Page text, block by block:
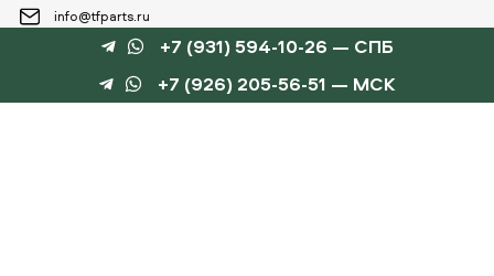
info@tfparts.ru
ТЕХНОБОКС
+7 (931) 594-10-26 — СПБ
+7 (926) 205-56-51 — МСК